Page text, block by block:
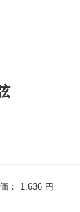
： 1,636 円